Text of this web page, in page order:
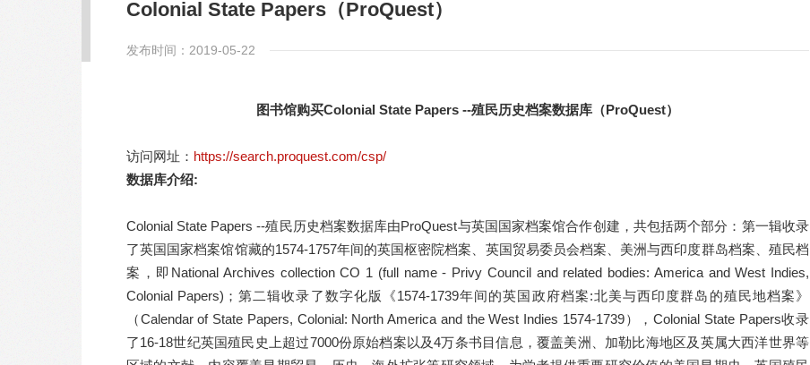
Colonial State Papers（ProQuest）
发布时间：2019-05-22
图书馆购买Colonial State Papers --殖民历史档案数据库（ProQuest）
访问网址： https://search.proquest.com/csp/
数据库介绍:
Colonial State Papers --殖民历史档案数据库由ProQuest与英国国家档案馆合作创建，共包括两个部分：第一辑收录
了英国国家档案馆馆藏的1574-1757年间的英国枢密院档案、英国贸易委员会档案、美洲与西印度群岛档案、殖民档
案，即National Archives collection CO 1 (full name - Privy Council and related bodies: America and West Indies,
Colonial Papers)；第二辑收录了数字化版《1574-1739年间的英国政府档案:北美与西印度群岛的殖民地档案》
（Calendar of State Papers, Colonial: North America and the West Indies 1574-1739），Colonial State Papers收录
了16-18世纪英国殖民史上超过7000份原始档案以及4万条书目信息，覆盖美洲、加勒比海地区及英属大西洋世界等